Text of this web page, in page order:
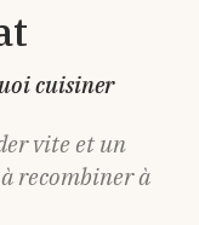
cuisiner
vite et un
recombiner à